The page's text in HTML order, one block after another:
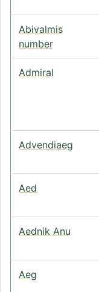
Abivalmis
number
Admiral
Advendiaeg
Aed
Aednik Anu
Aeg